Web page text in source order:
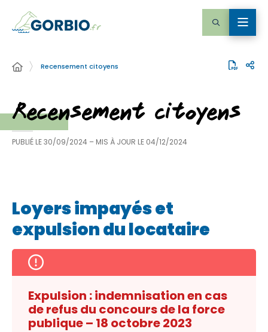
Recensement citoyens
Recensement citoyens
PUBLIÉ LE30/09/2024 – MIS À JOUR LE 04/12/2024
Loyers impayés et
expulsion du locataire
Expulsion : indemnisation en cas
de refus du concours de la force
publique – 18 octobre 2023